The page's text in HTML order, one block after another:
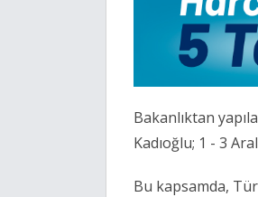
Bakanlıktan
Kadıoğlu; 1 - 3
Bu kapsamda,